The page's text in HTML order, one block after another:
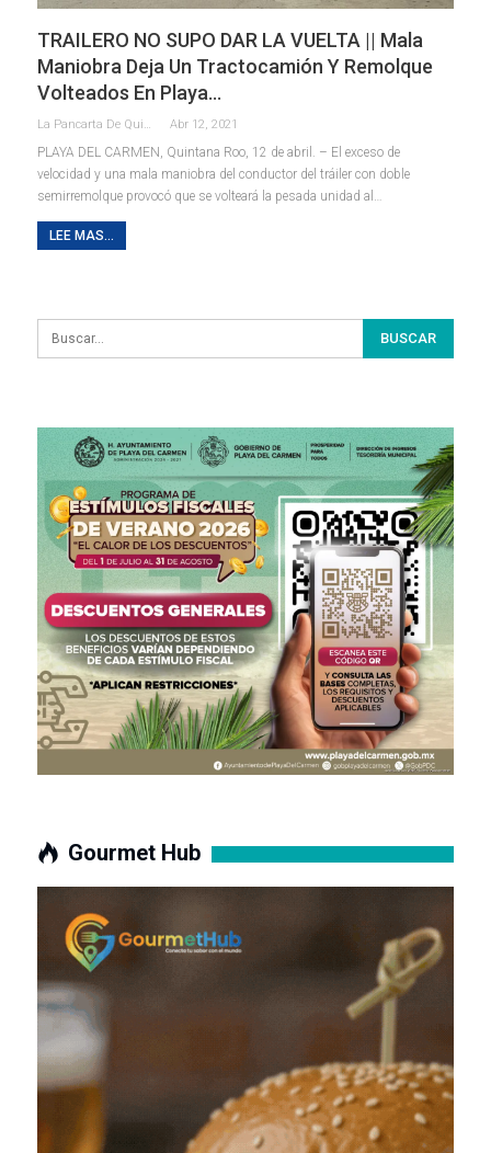
TRAILERO NO SUPO DAR LA VUELTA || Mala
Maniobra Deja Un Tractocamión Y Remolque
Volteados En Playa…
La Pancarta De Quintana Roo Abr 12, 2021
PLAYA DEL CARMEN, Quintana Roo, 12 de abril. – El exceso de
velocidad y una mala maniobra del conductor del tráiler con doble
semirremolque provocó que se volteará la pesada unidad al …
LEE MAS...
Gourmet Hub